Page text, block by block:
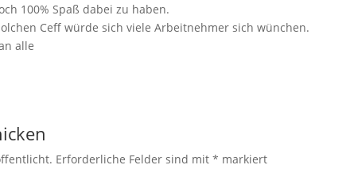
100% Spaß dabei zu haben.
Ceff würde sich viele Arbeitnehmer sich wünchen.
alle
Erforderliche Felder sind mit * markiert